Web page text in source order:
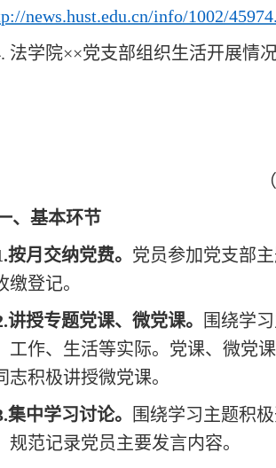
news.hust.edu.cn/info/1002/
法学院××党支部组织生活开展情
、基本环节
按月交纳党费。 党员参加党支部
缴登记。
讲授专题党课、微党课。
围绕学
工作、生活等实际。党课、微党
志积极讲授微党课。
集中学习讨论。
围绕学习主题积
规范记录党员主要发言内容。